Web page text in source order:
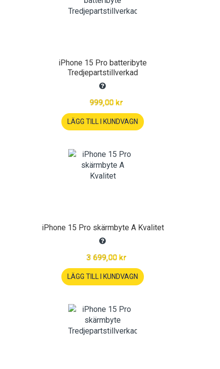
iPhone 15 Pro batteribyte
Tredjepartstillverkad
999,00 kr
LÄGG TILL I KUNDVAGN
iPhone 15 Pro skärmbyte A Kvalitet
3 699,00 kr
LÄGG TILL I KUNDVAGN